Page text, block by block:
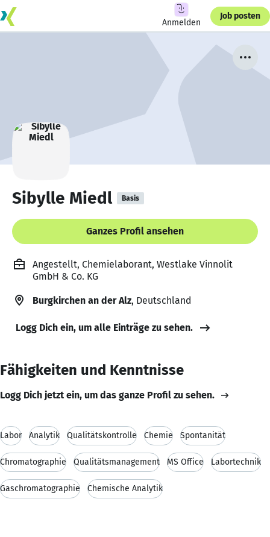
Anmelden
Job posten
Sibylle Miedl Basis
Ganzes Profil ansehen
Angestellt, Chemielaborant, Westlake Vinnolit
GmbH & Co. KG
Burgkirchen an der Alz, Deutschland
Logg Dich ein, um alle Einträge zu sehen.
Fähigkeiten und Kenntnisse
Logg Dich jetzt ein, um das ganze Profil zu sehen.
Labor Analytik Qualitätskontrolle Chemie Spontanität
Chromatographie Qualitätsmanagement MS Office Labortechnik
Gaschromatographie Chemische Analytik